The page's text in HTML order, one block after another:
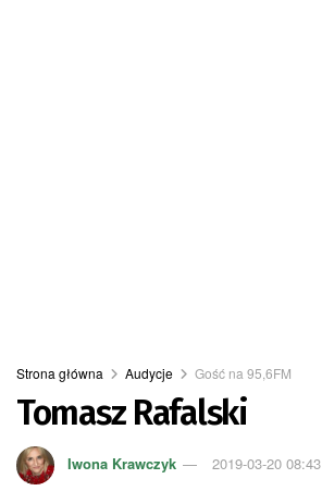
Strona główna Audycje Gość na 95,6FM
Tomasz Rafalski
Iwona Krawczyk 2019-03-20 08:43